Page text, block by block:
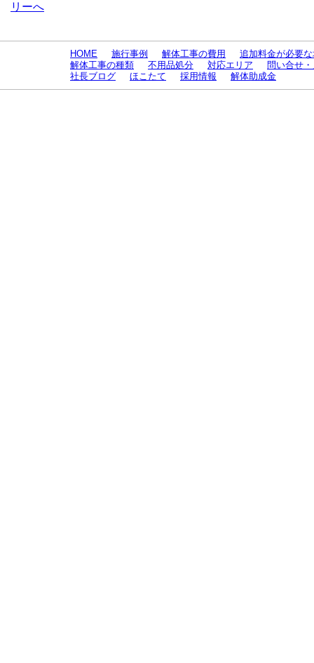
リーへ
HOME 施行事例 解体工事の費用
追加料金が必要
解体工事の種類
不用品処分 対応エリア
問い合せ
社長ブログ
ほこたて 採用情報 解体助成金